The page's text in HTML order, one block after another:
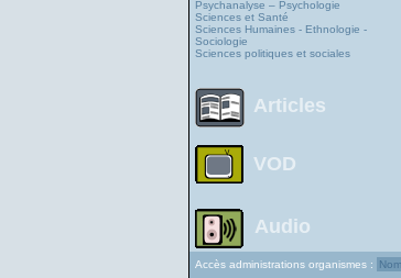
Psychanalyse – Psychologie
Sciences et Santé
Sciences Humaines - Ethnologie -
Sociologie
Sciences politiques et sociales
Articles
VOD
Audio
Accès administrations organismes :